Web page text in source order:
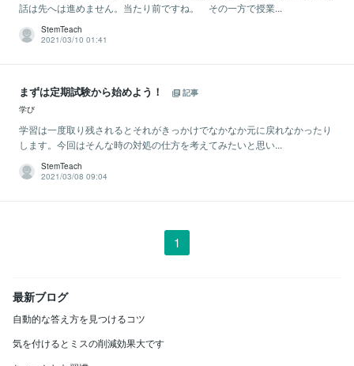
話は先へは進めません。当たり前ですね。 その一方で授業...
StemTeach
2021/03/10 01:41
まずは定期試験から始めよう！
記事
学び
学習は一度取り残されるとそれがきっかけでなかなか元に戻れなかったり
します。今回はそんな時の対処の仕方を考えてみたいと思い...
StemTeach
2021/03/08 09:04
1
最新ブログ
自動的な答え方を見つけるコツ
気を付けるとミスの削減効果大です